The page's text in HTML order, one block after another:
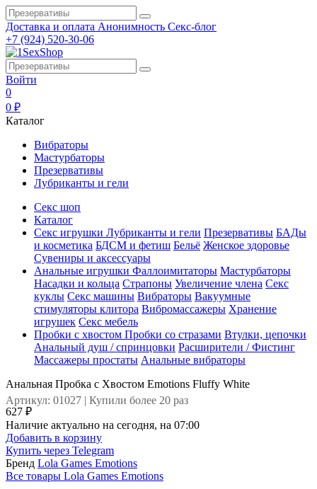
Доставка и оплата Анонимность Секс-блог
+7 (924) 520-30-06
Войти
0
0 ₽
Каталог
Вибраторы
Мастурбаторы
Презервативы
Лубриканты и гели
Секс шоп
Каталог
Секс игрушки Лубриканты и гели Презервативы БАДы
и косметика БДСМ и фетиш Бельё Женское здоровье
Сувениры и аксессуары
Анальные игрушки Фаллоимитаторы Мастурбаторы
Насадки и кольца Страпоны Увеличение члена Секс
куклы Секс машины Вибраторы Вакуумные
стимуляторы клитора Вибромассажеры Хранение
игрушек Секс мебель
Пробки с хвостом Пробки со стразами Втулки, цепочки
Анальный душ / спринцовки Расширители / Фистинг
Массажеры простаты Анальные вибраторы
Анальная Пробка с Хвостом Emotions Fluffy White
Артикул: 01027 | Купили более 20 раз
627 ₽
Наличие актуально на сегодня, на 07:00
Добавить в корзину
Купить через Telegram
Бренд Lola Games Emotions
Все товары Lola Games Emotions